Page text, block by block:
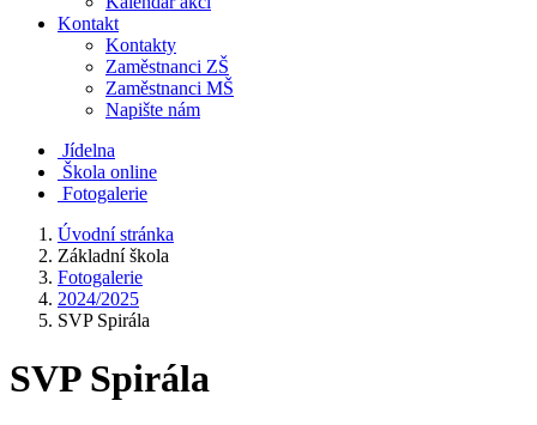
Kontakt
Kontakty
Zaměstnanci ZŠ
Zaměstnanci MŠ
Napište nám
Jídelna
Škola online
Fotogalerie
Úvodní stránka
Základní škola
Fotogalerie
2024/2025
SVP Spirála
SVP Spirála